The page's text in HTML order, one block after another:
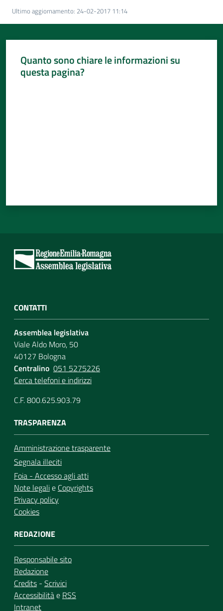
Ultimo aggiornamento: 24-02-2017 11:14
Quanto sono chiare le informazioni su
questa pagina?
CONTATTI
Assemblea legislativa
Viale Aldo Moro, 50
40127 Bologna
Centralino 051 5275226
Cerca telefoni e indirizzi
C.F. 800.625.903.79
TRASPARENZA
Amministrazione trasparente
Segnala illeciti
Foia - Accesso agli atti
Note legalie Copyrights
Privacy policy
Cookies
REDAZIONE
Responsabile sito
Redazione
Credits - Scrivici
Accessibilitàe RSS
Intranet